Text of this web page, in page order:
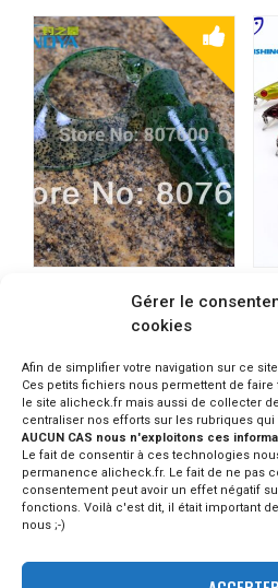
Gérer le
cookies
Afin de simplifier votre navigation sur ce
Ces petits fichiers nous permettent de
le site alicheck.fr mais aussi de collecter
centraliser nos efforts sur les rubriques qui
AUCUN CAS nous n'exploitons ces
Le fait de consentir à ces technologies
permanence alicheck.fr. Le fait de ne pas
consentement peut avoir un effet négatif
fonctions. Voilà c'est dit, il était important
nous ;-)
BASSLEGEND lot de 5
CONSULTER SUR ALIEXPRESS